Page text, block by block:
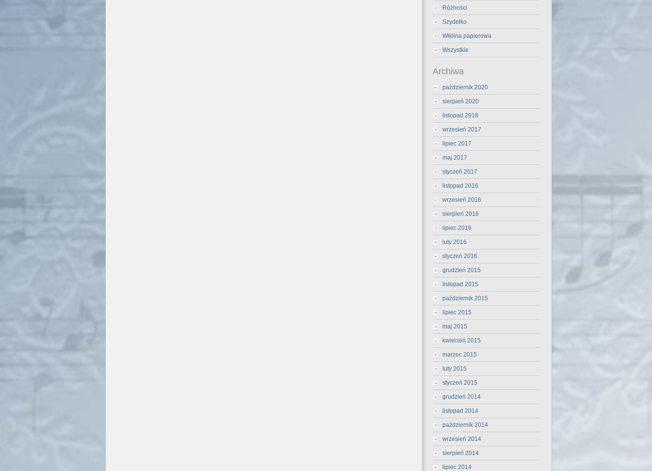
Różności
Szydełko
Wiklina papierowa
Wszystkie
Archiwa
październik 2020
sierpień 2020
listopad 2018
wrzesień 2017
lipiec 2017
maj 2017
styczeń 2017
listopad 2016
wrzesień 2016
sierpień 2016
lipiec 2016
luty 2016
styczeń 2016
grudzień 2015
listopad 2015
październik 2015
lipiec 2015
maj 2015
kwiecień 2015
marzec 2015
luty 2015
styczeń 2015
grudzień 2014
listopad 2014
październik 2014
wrzesień 2014
sierpień 2014
lipiec 2014